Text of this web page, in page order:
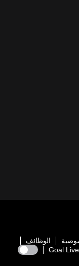
الوظائف
Goal Live